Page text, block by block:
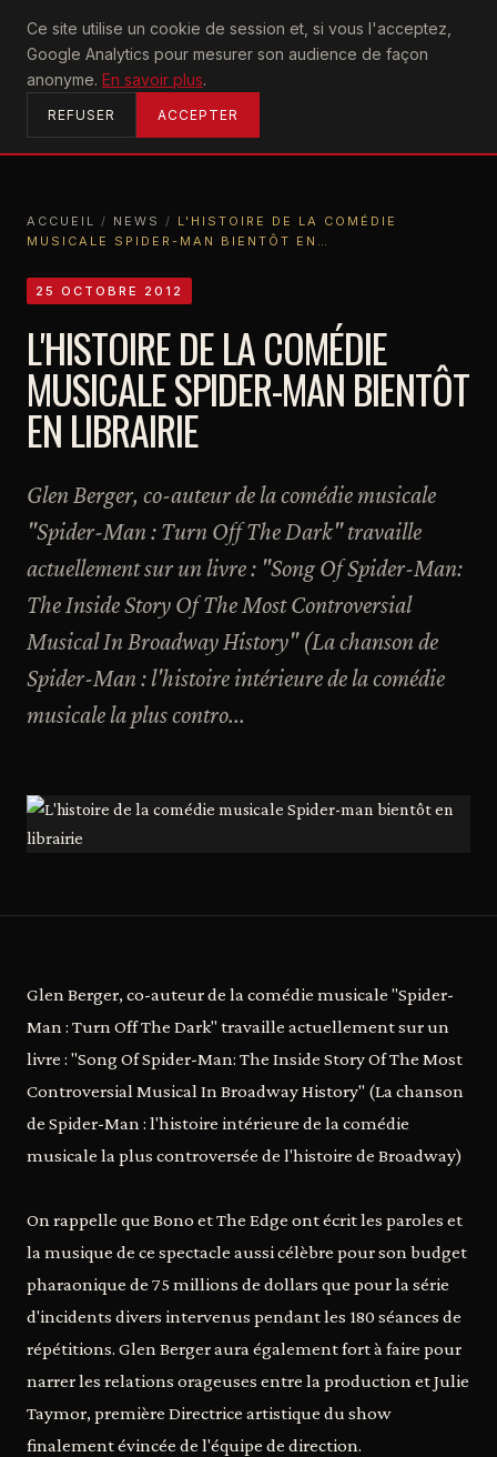
Ce site utilise un cookie de session et, si vous l'acceptez,
Google Analytics pour mesurer son audience de façon
anonyme. En savoir plus.
REFUSER ACCEPTER
U2achtung
ACCUEIL
ACCUEIL / NEWS / L'HISTOIRE DE LA COMÉDIE
MUSICALE SPIDER-MAN BIENTÔT EN…
25 OCTOBRE 2012
L'HISTOIRE DE LA COMÉDIE
MUSICALE SPIDER-MAN BIENTÔT
EN LIBRAIRIE
Glen Berger, co-auteur de la comédie musicale
"Spider-Man : Turn Off The Dark" travaille
actuellement sur un livre : "Song Of Spider-Man:
The Inside Story Of The Most Controversial
Musical In Broadway History" (La chanson de
Spider-Man : l'histoire intérieure de la comédie
musicale la plus contro...
Glen Berger, co-auteur de la comédie musicale "Spider-
Man : Turn Off The Dark" travaille actuellement sur un
livre : "Song Of Spider-Man: The Inside Story Of The Most
Controversial Musical In Broadway History" (La chanson
de Spider-Man : l'histoire intérieure de la comédie
musicale la plus controversée de l'histoire de Broadway)
On rappelle que Bono et The Edge ont écrit les paroles et
la musique de ce spectacle aussi célèbre pour son budget
pharaonique de 75 millions de dollars que pour la série
d'incidents divers intervenus pendant les 180 séances de
répétitions. Glen Berger aura également fort à faire pour
narrer les relations orageuses entre la production et Julie
Taymor, première Directrice artistique du show
finalement évincée de l'équipe de direction.